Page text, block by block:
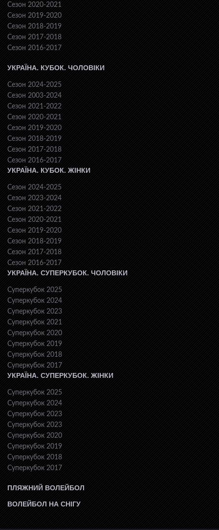
Сезон 2020-2021
Сезон 2019-2020
Сезон 2018-2019
Сезон 2017-2018
Сезон 2016-2017
УКРАЇНА. КУБОК. ЧОЛОВІКИ
Сезон 2024-2025
Сезон 2003-2024
Сезон 2021-2022
Сезон 2020-2021
Сезон 2019-2020
Сезон 2018-2019
Сезон 2017-2018
Сезон 2016-2017
УКРАЇНА. КУБОК. ЖІНКИ
Сезон 2024-2025
Сезон 2023-2024
Сезон 2021-2022
Сезон 2020-2021
Сезон 2019-2020
Сезон 2018-2019
Сезон 2017-2018
Сезон 2016-2017
УКРАЇНА. СУПЕРКУБОК. ЧОЛОВІКИ
Суперкубок 2025
Суперкубок 2024
Суперкубок 2023
Суперкубок 2021
Суперкубок 2020
Суперкубок 2019
Суперкубок 2018
Суперкубок 2017
УКРАЇНА. СУПЕРКУБОК. ЖІНКИ
Суперкубок 2025
Суперкубок 2024
Суперкубок 2023
Суперкубок 2023
Суперкубок 2020
Суперкубок 2019
Суперкубок 2018
Суперкубок 2017
ПЛЯЖНИЙ ВОЛЕЙБОЛ
ВОЛЕЙБОЛ НА СНІГУ